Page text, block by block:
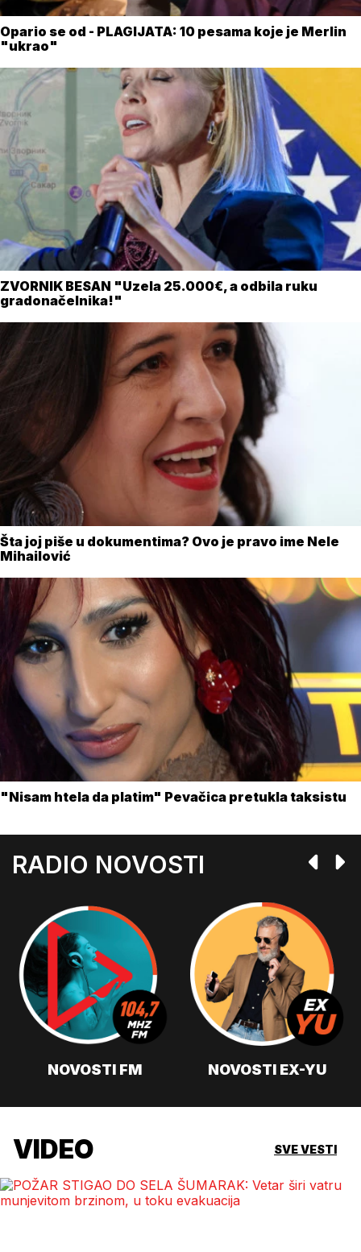
Opario se od - PLAGIJATA: 10 pesama koje je Merlin
"ukrao"
ZVORNIK BESAN "Uzela 25.000€, a odbila ruku
gradonačelnika!"
Šta joj piše u dokumentima? Ovo je pravo ime Nele
Mihailović
"Nisam htela da platim" Pevačica pretukla taksistu
RADIO NOVOSTI
NOVOSTI FM NOVOSTI EX-YU
VIDEO SVE VESTI